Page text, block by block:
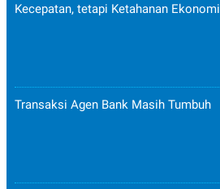
Kecepatan, tetapi Ketahanan Ekonomi
Transaksi Agen Bank Masih Tumbuh